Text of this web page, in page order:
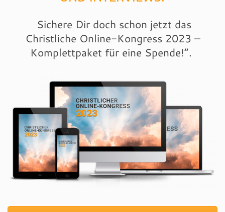
Sichere Dir doch schon jetzt das
Christliche Online-Kongress 2023 –
Komplettpaket für eine Spende!“.